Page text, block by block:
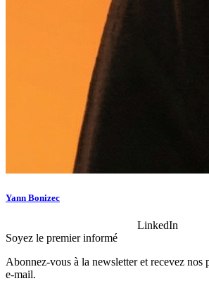
Yann Bonizec
LinkedIn
Soyez le premier informé
Abonnez‑vous à la newsletter et recevez nos
e‑mail.